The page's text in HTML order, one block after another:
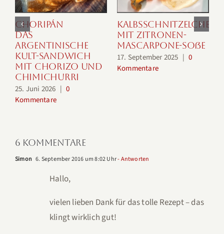
Choripán
Das
argentinische
Kult-Sandwich
mit Chorizo und
Chimichurri
25. Juni 2026 | 0
Kommentare
Kalbsschnitzelchen
mit Zitronen-
Mascarpone-Soße
17. September 2025 | 0
Kommentare
6 Kommentare
Simon 6. September 2016 um 8:02 Uhr- Antworten
Hallo,
vielen lieben Dank für das tolle Rezept – das
klingt wirklich gut!